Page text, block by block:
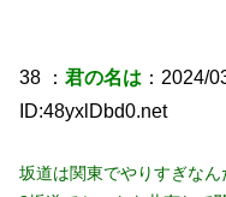
38 ：君の名は ：2024/
ID:48yxlDbd0.net
坂道は関東でやりすぎなん